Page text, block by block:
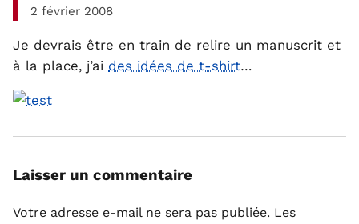
2 février 2008
Je devrais être en train de relire un manuscrit et
à la place, j’ai des idées de t-shirt…
Laisser un commentaire
Votre adresse e-mail ne sera pas publiée. Les